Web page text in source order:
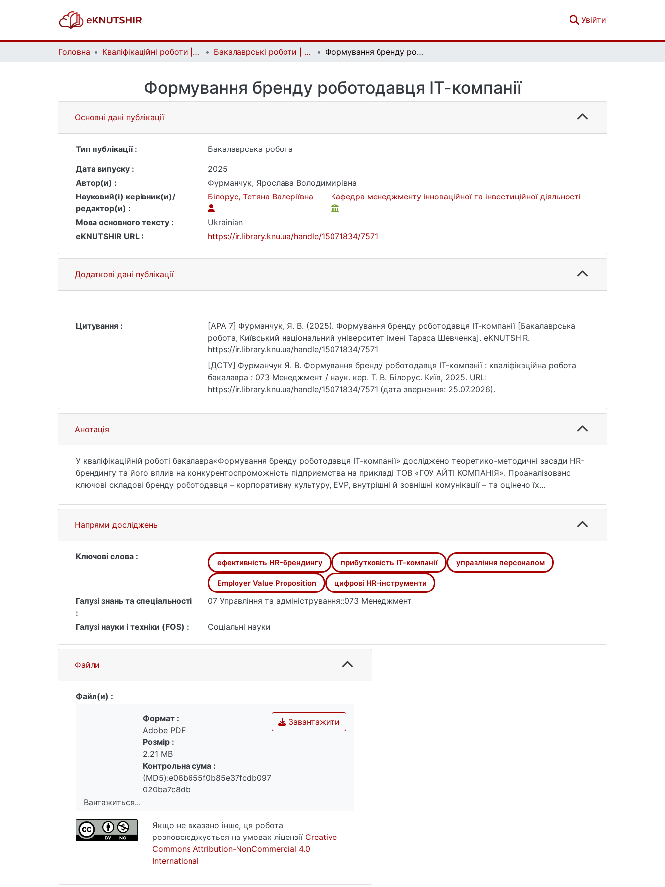
Увійти
Головна Кваліфікаційні роботи | Qualifying works Бакалаврські роботи | Bachelor theses Формування бренду роботодавця ІТ-компанії
Формування бренду роботодавця ІТ-компанії
Основні дані публікації
Тип публікації :
Бакалаврська робота
Дата випуску :
2025
Автор(и) :
Фурманчук, Ярослава Володимирівна
Науковий(і) керівник(и)/
редактор(и) :
Білорус, Тетяна Валеріївна Кафедра менеджменту інноваційної та інвестиційної діяльності
Мова основного тексту :
Ukrainian
eKNUTSHIR URL :
https://ir.library.knu.ua/handle/15071834/7571
Додаткові дані публікації
Цитування :
[APA 7] Фурманчук, Я. В. (2025). Формування бренду роботодавця ІТ-компанії [Бакалаврська
робота, Київський національний університет імені Тараса Шевченка]. eKNUTSHIR.
https://ir.library.knu.ua/handle/15071834/7571
[ДСТУ] Фурманчук Я. В. Формування бренду роботодавця ІТ-компанії : кваліфікаційна робота
бакалавра : 073 Менеджмент / наук. кер. Т. В. Білорус. Київ, 2025. URL:
https://ir.library.knu.ua/handle/15071834/7571 (дата звернення: 25.07.2026).
Анотація
У кваліфікаційній роботі бакалавра«Формування бренду роботодавця ІТ-компанії» досліджено теоретико-методичні засади HR-
брендингу та його вплив на конкурентоспроможність підприємства на прикладі ТОВ «ГОУ АЙТІ КОМПАНІЯ». Проаналізовано
ключові складові бренду роботодавця – корпоративну культуру, EVP, внутрішні й зовнішні комунікації – та оцінено їх
ранжування заходів із підвищення привабливості роботодавця за критеріями впливу, економічної доцільності та залученості
персоналу. Розроблено комплекс рекомендацій із цифровізації HR-процесів, впровадження програм менторингу та well-being
ініціатив, що сприяють зростанню лояльності та зниженню плинності кадрів. Практична цінність роботи полягає в інформаційно-
аналітичній моделі формування бренду роботодавця, адаптованій до умов ІТ-сектора та здатній підвищити ефективність
управління персоналом і прибутковість компанії.
Напрями досліджень
Ключові слова :
ефективність HR-брендингу прибутковість ІТ-компанії управління персоналом
Employer Value Proposition цифрові HR-інструменти
Галузі знань та спеціальності
:
07 Управління та адміністрування::073 Менеджмент
Галузі науки і техніки (FOS) : Соціальні науки
Файли
Файл(и) :
Вантажиться...
Вантажиться...
Завантажити
Формат :
Adobe PDF
Розмір :
2.21 MB
Контрольна сума :
(MD5):e06b655f0b85e37fcdb097
020ba7c8db
Якщо не вказано інше, ця робота
розповсюджується на умовах ліцензії Creative
Commons Attribution-NonCommercial 4.0
International